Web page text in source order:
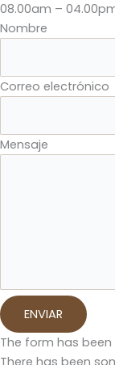
08.00am –
Nombre
Correo electrónico
Mensaje
ENVIAR
The form has